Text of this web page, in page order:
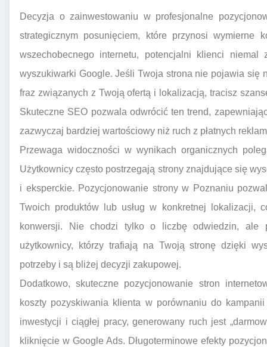
Decyzja o zainwestowaniu w profesjonalne
strategicznym posunięciem, które przynosi wymierne
wszechobecnego internetu, potencjalni klienci
wyszukiwarki Google. Jeśli Twoja strona nie pojawia się
fraz związanych z Twoją ofertą i lokalizacją, tracisz
Skuteczne SEO pozwala odwrócić ten trend,
zazwyczaj bardziej wartościowy niż ruch z płatnych
Przewaga widoczności w wynikach organicznych
Użytkownicy często postrzegają strony znajdujące się
i eksperckie. Pozycjonowanie strony w Poznaniu
Twoich produktów lub usług w konkretnej lokalizacji,
konwersji. Nie chodzi tylko o liczbę odwiedzin, ale
użytkownicy, którzy trafiają na Twoją stronę dzięki
potrzeby i są bliżej decyzji zakupowej.
Dodatkowo, skuteczne pozycjonowanie stron
koszty pozyskiwania klienta w porównaniu do
inwestycji i ciągłej pracy, generowany ruch jest
kliknięcie w Google Ads. Długoterminowe efekty